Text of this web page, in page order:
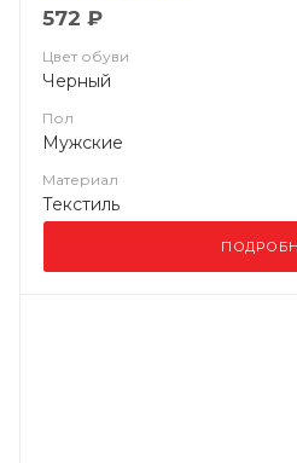
572 ₽
Цвет обуви
Черный
Пол
Мужские
Материал
Текстиль